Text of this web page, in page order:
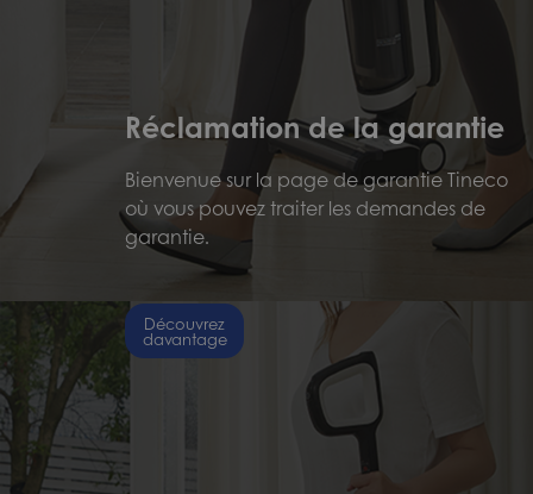
Réclamation de la garantie
Bienvenue sur la page de garantie Tineco
où vous pouvez traiter les demandes de
garantie.
Découvrez
davantage